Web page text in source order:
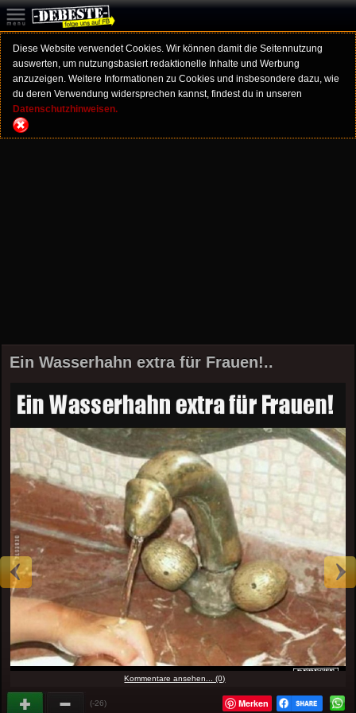
Diese Website verwendet Cookies. Wir können damit die Seitennutzung
auswerten, um nutzungsbasiert redaktionelle Inhalte und Werbung
anzuzeigen. Weitere Informationen zu Cookies und insbesondere dazu, wie
du deren Verwendung widersprechen kannst, findest du in unseren
Datenschutzhinweisen.
Ein Wasserhahn extra für Frauen!..
Kommentare ansehen... (0)
(-26) Merken